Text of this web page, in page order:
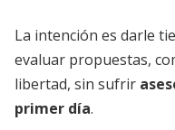
La intención es darle
evaluar propuestas,
libertad, sin sufrir
primer día.